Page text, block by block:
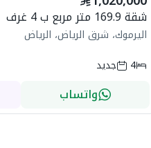
شقة 169.9 متر مربع ب 4 غرف
اليرموك، شرق الرياض، الرياض
4
جديد
واتساب